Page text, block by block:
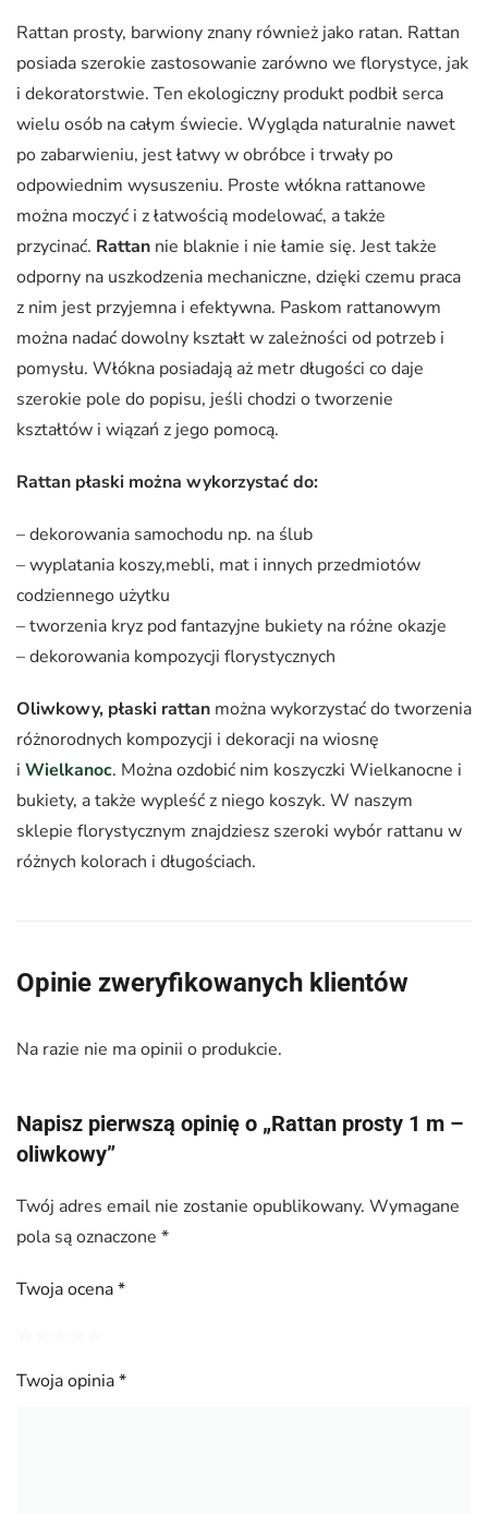
Rattan prosty, barwiony znany również jako ratan. Rattan
posiada szerokie zastosowanie zarówno we florystyce, jak
i dekoratorstwie. Ten ekologiczny produkt podbił serca
wielu osób na całym świecie. Wygląda naturalnie nawet
po zabarwieniu, jest łatwy w obróbce i trwały po
odpowiednim wysuszeniu. Proste włókna rattanowe
można moczyć i z łatwością modelować, a także
przycinać. Rattan nie blaknie i nie łamie się. Jest także
odporny na uszkodzenia mechaniczne, dzięki czemu praca
z nim jest przyjemna i efektywna. Paskom rattanowym
można nadać dowolny kształt w zależności od potrzeb i
pomysłu. Włókna posiadają aż metr długości co daje
szerokie pole do popisu, jeśli chodzi o tworzenie
kształtów i wiązań z jego pomocą.
Rattan płaski można wykorzystać do:
– dekorowania samochodu np. na ślub
– wyplatania koszy,mebli, mat i innych przedmiotów
codziennego użytku
– tworzenia kryz pod fantazyjne bukiety na różne okazje
– dekorowania kompozycji florystycznych
Oliwkowy, płaski rattan można wykorzystać do tworzenia
różnorodnych kompozycji i dekoracji na wiosnę
i Wielkanoc. Można ozdobić nim koszyczki Wielkanocne i
bukiety, a także wypleść z niego koszyk. W naszym
sklepie florystycznym znajdziesz szeroki wybór rattanu w
różnych kolorach i długościach.
Opinie zweryfikowanych klientów
Na razie nie ma opinii o produkcie.
Napisz pierwszą opinię o „Rattan prosty 1 m –
oliwkowy”
Twój adres email nie zostanie opublikowany. Wymagane
pola są oznaczone *
Twoja ocena*
Twoja opinia*